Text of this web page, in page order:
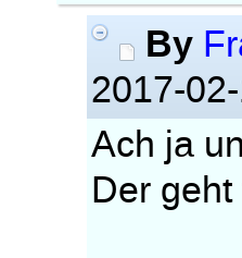
By
2017-
Ach ja
Der